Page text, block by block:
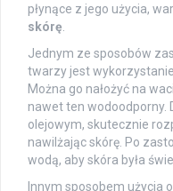
płynące z jego użycia,
skórę
Jednym ze sposobów
twarzy jest
Można go nałożyć na
nawet ten wodoodporny.
olejowym, skutecznie
nawilżając skórę. Po
wodą, aby skóra była
Innym sposobem użycia